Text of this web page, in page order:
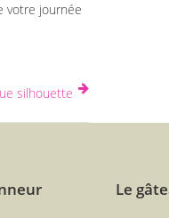
votre journée
silhouette
Le